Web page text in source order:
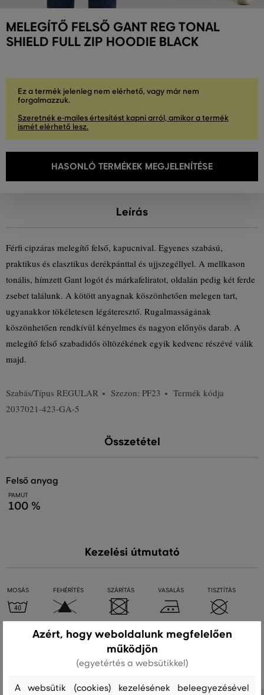
MELEGÍTŐ FELSŐ GANT REG TONAL
SHIELD FULL ZIP HOODIE BLACK
Ez a termék jelenleg nem elérhető, vagy már nem
forgalmazzuk.
Szeretnék e-mailes értesítést kapni arról, amikor a termék
ismét elérhető lesz.
HASONLÓ TERMÉKEK MEGJELENÍTÉSE
Leírás
Férfi cipzáras melegítő felső, kapucnival. Egyenes szabású,
praktikus és elasztikus derékpánttal és ujjszegéllyel. A mellkason
tonális, hímzett Gant logót és márkafeliratot, oldalán pedig két ferde
zsebet találunk. A kötött anyagnak köszönhetően melegen tart,
ugyanakkor tökéletesen légáteresztő. Rugalmasságának
köszönhetően rendkívül kényelmes és nagyon előnyös darab. A
melegítő felső szabadidős öltözékének egyik kedvenc részévé válik
majd.
Szabás/Típus REGULAR Szezon: PF23
Termék kódja
2037021-423-GA-5
Összetétel
felső anyag
PAMUT
100 %
Kezelési útmutató
MOSÁS FEHÉRÍTÉS SZÁRÍTÁS VASALÁS TISZTÍTÁS
Ajánlott termékek
Azért, hogy weboldalunk megfelelően
működjön
(egyetértés a websütikkel)
A websütik (cookies) kezelésének beleegyezésével